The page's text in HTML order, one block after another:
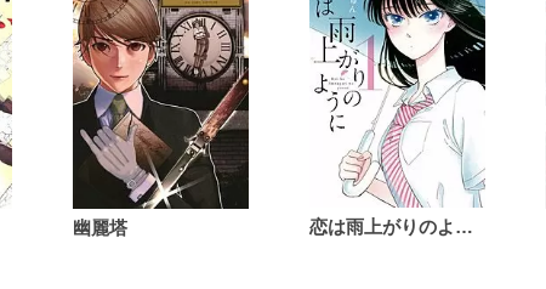
幽麗塔 恋は雨上がりのように